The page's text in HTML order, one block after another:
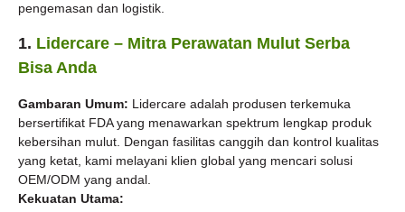
pengemasan dan logistik.
1. Lidercare – Mitra Perawatan Mulut Serba
Bisa Anda
Gambaran Umum: Lidercare adalah produsen terkemuka
bersertifikat FDA yang menawarkan spektrum lengkap produk
kebersihan mulut. Dengan fasilitas canggih dan kontrol kualitas
yang ketat, kami melayani klien global yang mencari solusi
OEM/ODM yang andal.
Kekuatan Utama: